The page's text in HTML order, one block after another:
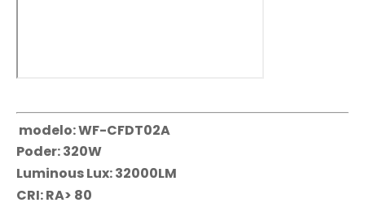
modelo: WF-CFDT02A
Poder: 320W
Luminous Lux: 32000LM
CRI: RA> 80